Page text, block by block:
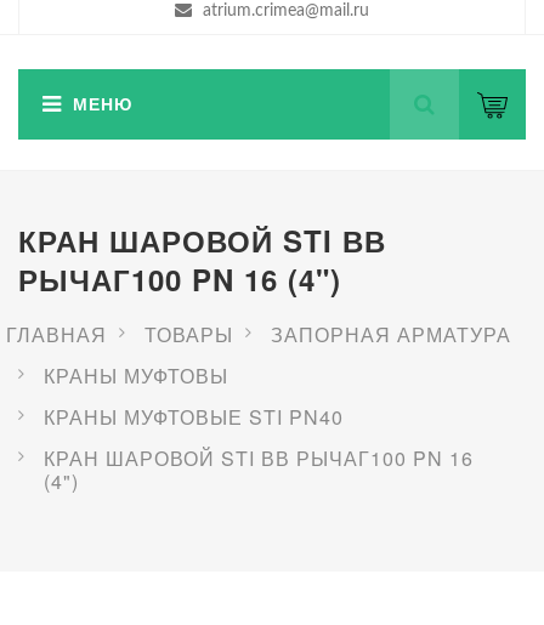
atrium.crimea@mail.ru
КРАН ШАРОВОЙ STI ВВ
РЫЧАГ100 PN 16 (4")
ГЛАВНАЯ ТОВАРЫ
ЗАПОРНАЯ АРМАТУРА
КРАНЫ МУФТОВЫ
КРАНЫ МУФТОВЫЕ STI PN40
КРАН ШАРОВОЙ STI ВВ РЫЧАГ100 PN 16
(4")